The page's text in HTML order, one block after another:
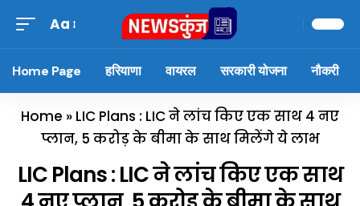
Aa
Home Page हरियाणा वायरल सरकारी योजना नौकरी
Home » LIC Plans : LIC ने लांच किए एक साथ 4 नए
प्लान, 5 करोड़ के बीमा के साथ मिलेंगे ये लाभ
LIC Plans : LIC ने लांच किए एक साथ